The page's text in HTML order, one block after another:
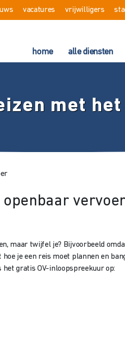
vacatures vrijwilligers
home alle diensten
met
vervoer
maar twijfel je? Bijvoorbeeld
je een reis moet plannen en
gratis OV-inloopspreekuur op:
2025